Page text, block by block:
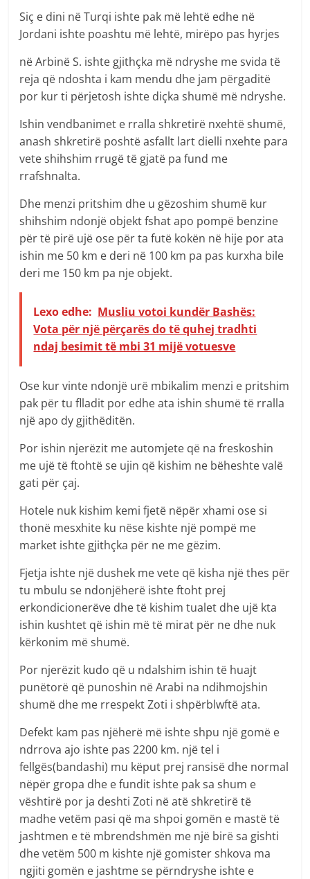
Siç e dini në Turqi ishte pak më lehtë edhe në
Jordani ishte poashtu më lehtë, mirëpo pas hyrjes
në Arbinë S. ishte gjithçka më ndryshe me svida të
reja që ndoshta i kam mendu dhe jam përgaditë
por kur ti përjetosh ishte diçka shumë më ndryshe.
Ishin vendbanimet e rralla shkretirë nxehtë shumë,
anash shkretirë poshtë asfallt lart dielli nxehte para
vete shihshim rrugë të gjatë pa fund me
rrafshnalta.
Dhe menzi pritshim dhe u gëzoshim shumë kur
shihshim ndonjë objekt fshat apo pompë benzine
për të pirë ujë ose për ta futë kokën në hije por ata
ishin me 50 km e deri në 100 km pa pas kurxha bile
deri me 150 km pa nje objekt.
Lexo edhe: Musliu votoi kundër Bashës:
Vota për një përçarës do të quhej tradhti
ndaj besimit të mbi 31 mijë votuesve
Ose kur vinte ndonjë urë mbikalim menzi e pritshim
pak për tu flladit por edhe ata ishin shumë të rralla
një apo dy gjithëditën.
Por ishin njerëzit me automjete që na freskoshin
me ujë të ftohtë se ujin që kishim ne bëheshte valë
gati për çaj.
Hotele nuk kishim kemi fjetë nëpër xhami ose si
thonë mesxhite ku nëse kishte një pompë me
market ishte gjithçka për ne me gëzim.
Fjetja ishte një dushek me vete që kisha një thes për
tu mbulu se ndonjëherë ishte ftoht prej
erkondicionerëve dhe të kishim tualet dhe ujë kta
ishin kushtet që ishin më të mirat për ne dhe nuk
kërkonim më shumë.
Por njerëzit kudo që u ndalshim ishin të huajt
punëtorë që punoshin në Arabi na ndihmojshin
shumë dhe me rrespekt Zoti i shpërblwftë ata.
Defekt kam pas njëherë më ishte shpu një gomë e
ndrrova ajo ishte pas 2200 km. një tel i
fellgës(bandashi) mu këput prej ransisë dhe normal
nëpër gropa dhe e fundit ishte pak sa shum e
vështirë por ja deshti Zoti në atë shkretirë të
madhe vetëm pasi që ma shpoi gomën e mastë të
jashtmen e të mbrendshmën me një birë sa gishti
dhe vetëm 500 m kishte një gomister shkova ma
ngjiti gomën e jashtme se përndryshe ishte e